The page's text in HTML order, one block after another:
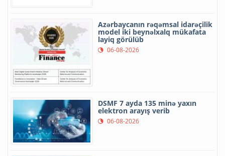
Azərbaycanın rəqəmsal idarəçilik
model iki beynəlxalq mükafata
layiq görülüb
06-08-2026
DSMF 7 ayda 135 minə yaxın
elektron arayış verib
06-08-2026